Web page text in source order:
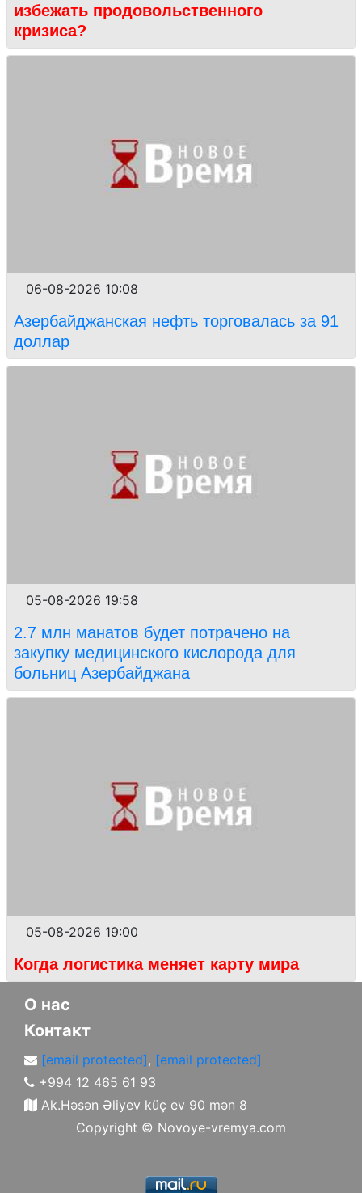
избежать продовольственного
кризиса?
06-08-2026 10:08
Азербайджанская нефть торговалась за 91
доллар
05-08-2026 19:58
2.7 млн манатов будет потрачено на
закупку медицинского кислорода для
больниц Азербайджана
05-08-2026 19:00
Когда логистика меняет карту мира
О нас
Контакт
[email protected], [email protected]
+994 12 465 61 93
Ak.Həsən Əliyev küç ev 90 mən 8
Copyright © Novoye-vremya.com